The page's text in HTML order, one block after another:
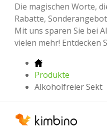
Die magischen Worte,
Rabatte,
Mit uns sparen Sie bei
vielen mehr! Entdecken
Produkte
Alkoholfreier Sekt